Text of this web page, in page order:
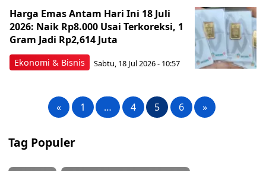
Ekonomi & Bisnis
Harga Emas Antam Hari Ini 18 Juli
2026: Naik Rp8.000 Usai Terkoreksi, 1
Gram Jadi Rp2,614 Juta
Sabtu, 18 Jul 2026 - 10:57
« 1 … 4 5 6 »
Tag Populer